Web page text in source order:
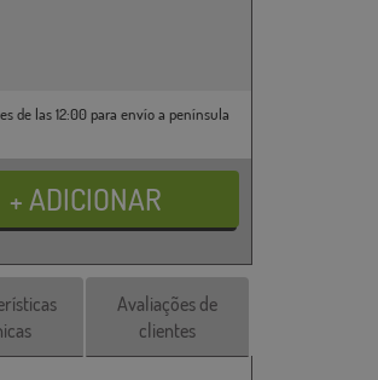
de las 12:00 para envío a península
Avaliações de
clientes